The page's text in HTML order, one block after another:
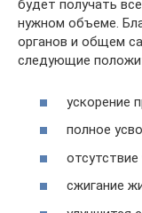
будет получать
нужном объеме.
органов и общем
следующие
ускорение
полное
отсутствие
сжигание